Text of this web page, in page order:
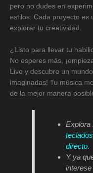
pero no dudes en
estilos. Cada proyecto es
explorar tu creatividad.
¿Listo para llevar tu
No esperes más,
Live y descubre un
imaginadas! Tu música
de la mejor manera
Explora
directo.
Y ya